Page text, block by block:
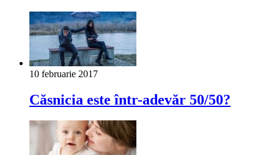
10 februarie 2017
Căsnicia este într-adevăr 50/50?